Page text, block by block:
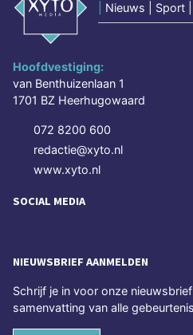
Nieuws | Sport
Hoofdvestiging:
van Benthuizenlaan 1
1701 BZ Heerhugowaard
072 8200 600
redactie@xyto.nl
www.xyto.nl
SOCIAL MEDIA
NIEUWSBRIEF AANMELDEN
Schrijf je in voor onze
samenvatting van alle